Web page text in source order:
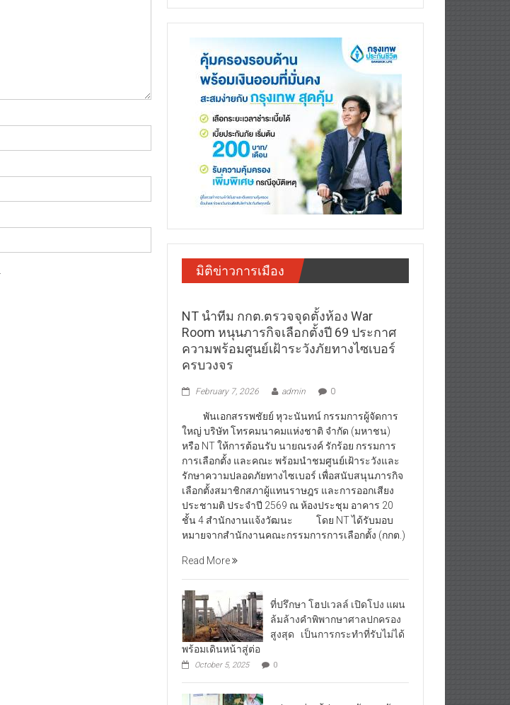
มิติข่าวการเมือง
NT นำทีม กกต.ตรวจจุดตั้งห้อง War
Room หนุนภารกิจเลือกตั้งปี 69 ประกาศ
ความพร้อมศูนย์เฝ้าระวังภัยทางไซเบอร์
ครบวงจร
February 7, 2026 admin 0
พันเอกสรรพชัยย์ หุวะนันทน์ กรรมการผู้จัดการ
ใหญ่ บริษัท โทรคมนาคมแห่งชาติ จำกัด (มหาชน)
หรือ NT ให้การต้อนรับ นายณรงค์ รักร้อย กรรมการ
การเลือกตั้ง และคณะ พร้อมนำชมศูนย์เฝ้าระวังและ
รักษาความปลอดภัยทางไซเบอร์ เพื่อสนับสนุนภารกิจ
เลือกตั้งสมาชิกสภาผู้แทนราษฎร และการออกเสียง
ประชามติ ประจำปี 2569 ณ ห้องประชุม อาคาร 20
ชั้น 4 สำนักงานแจ้งวัฒนะ โดย NT ได้รับมอบ
หมายจากสำนักงานคณะกรรมการการเลือกตั้ง (กกต.)
Read More
ที่ปรึกษา โฮปเวลล์ เปิดโปง แผน
ล้มล้างคำพิพากษาศาลปกครอง
สูงสุด เป็นการกระทำที่รับไม่ได้
พร้อมเดินหน้าสู่ต่อ
October 5, 2025 0